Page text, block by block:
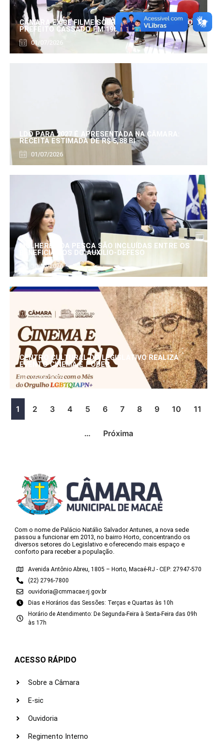
CÂMARA EXIBE FILME SOBRE EDUARDO SERRANO,
PREFEITO CASSADO EM 1960
01/07/2026
LDO PARA 2027 É APRESENTADA NA CÂMARA:
RECEITA ESTIMADA DE R$ 5,88 BI
01/07/2026
MULHERES DA PESCA SÃO INCLUÍDAS ENTRE OS
BENEFICIÁRIOS DO AUXÍLIO-DEFESO
30/06/2026
CENTRO CULTURAL DO LEGISLATIVO REALIZA
EVENTO CINEMA E PODER
25/06/2026
1 2 3 4 5 6 7 8 9 10 11
… Próxima
Com o nome de Palácio Natálio Salvador Antunes, a nova sede
passou a funcionar em 2013, no bairro Horto, concentrando os
diversos setores do Legislativo e oferecendo mais espaço e
conforto para receber a população.
Avenida Antônio Abreu, 1805 – Horto, Macaé-RJ - CEP: 27947-570
(22) 2796-7800
ouvidoria@cmmacae.rj.gov.br
Dias e Horários das Sessões: Terças e Quartas às 10h
Horário de Atendimento: De Segunda-Feira à Sexta-Feira das 09h
às 17h
ACESSO RÁPIDO
Sobre a Câmara
E-sic
Ouvidoria
Regimento Interno